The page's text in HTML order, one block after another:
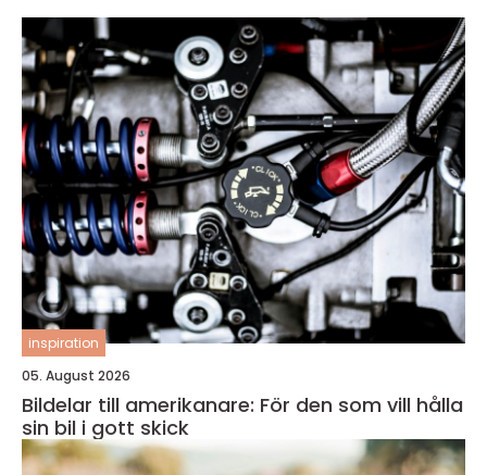
inspiration
05. August 2026
Bildelar till amerikanare: För den som vill hålla
sin bil i gott skick